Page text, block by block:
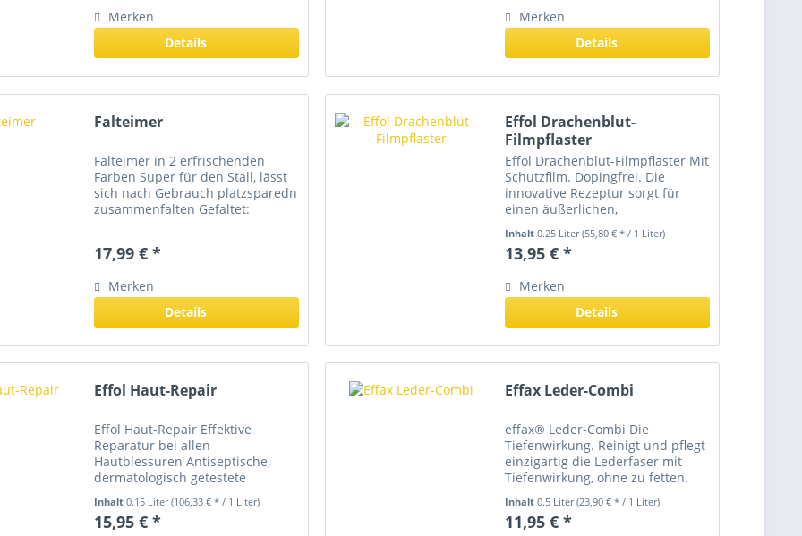
zuverlässige...
Merken
Details
Merken
Details
Falteimer
Falteimer in 2 erfrischenden
Farben Super für den Stall, lässt
sich nach Gebrauch platzsparedn
zusammenfalten Gefaltet:
17,99 € *
Merken
Details
Effol Drachenblut-
Filmpflaster
Effol Drachenblut-Filmpflaster Mit
Schutzfilm. Dopingfrei. Die
innovative Rezeptur sorgt für
einen äußerlichen,
die Wunde vor Umweltkeimen
aus zum Beispiel Schmutz, Urin
Inhalt0.25 Liter(55,80 € * / 1 Liter)
13,95 € *
Merken
Details
Effol Haut-Repair
Effol Haut-Repair Effektive
Reparatur bei allen
Hautblessuren Antiseptische,
dermatologisch getestete
schützenden Film gegen Viren,
Bakterien und Parasiten bildet.
Inhalt0.15 Liter(106,33 € * / 1 Liter)
15,95 € *
Effax Leder-Combi
effax® Leder-Combi Die
Tiefenwirkung. Reinigt und pflegt
einzigartig die Lederfaser mit
Tiefenwirkung, ohne zu fetten.
Lederfaser die benötigten
Nährsubstanzen zu, damit das
Inhalt0.5 Liter(23,90 € * / 1 Liter)
11,95 € *